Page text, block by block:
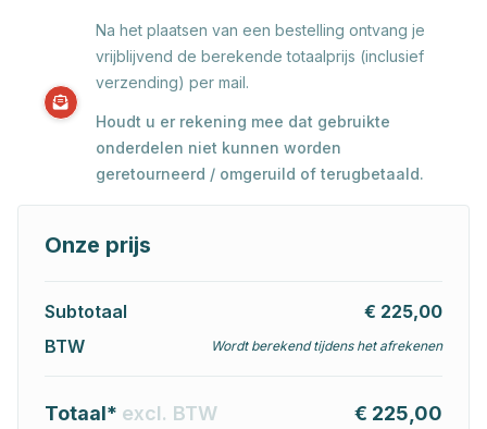
Na het plaatsen van een bestelling ontvang je
vrijblijvend de berekende totaalprijs (inclusief
verzending) per mail.
Houdt u er rekening mee dat gebruikte
onderdelen niet kunnen worden
geretourneerd / omgeruild of terugbetaald.
Onze prijs
Subtotaal
€ 225,00
BTW
Wordt berekend tijdens het afrekenen
Totaal* excl. BTW € 225,00